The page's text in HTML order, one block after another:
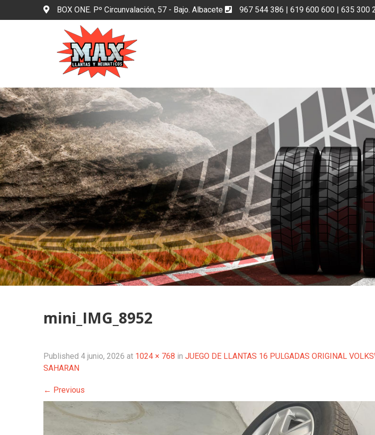
BOX ONE. Pº Circunvalación, 57 - Bajo. Albacete 967 544 386 | 619 600 600 | 635 300
mini_IMG_8952
Published 4 junio, 2026 at 1024 × 768 in JUEGO DE LLANTAS 16 PULGADAS ORIGINAL
SAHARAN
← Previous